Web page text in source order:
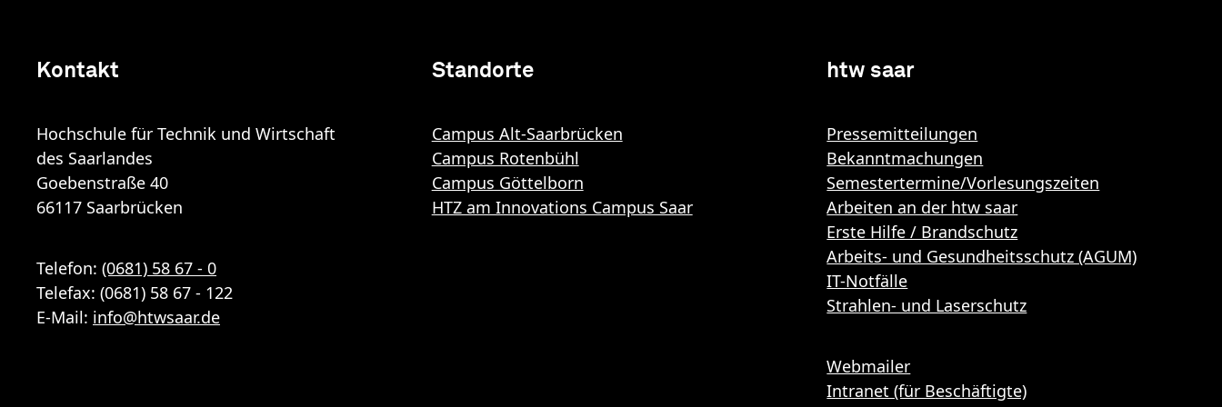
Kontakt
Hochschule für Technik und Wirtschaft
des Saarlandes
Goebenstraße 40
66117 Saarbrücken
Telefon: (0681) 58 67 - 0
Telefax: (0681) 58 67 - 122
E-Mail: info@htwsaar.de
Standorte
Campus Alt-Saarbrücken
Campus Rotenbühl
Campus Göttelborn
HTZ am Innovations Campus Saar
htw saar
Pressemitteilungen
Bekanntmachungen
Semestertermine/Vorlesungszeiten
Arbeiten an der htw saar
Erste Hilfe / Brandschutz
Arbeits- und Gesundheitsschutz (AGUM)
IT-Notfälle
Strahlen- und Laserschutz
Webmailer
Intranet (für Beschäftigte)